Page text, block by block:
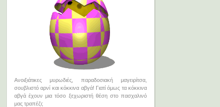
Ανοιξιάτικες μυρωδιές, παραδοσιακή μαγειρίτσα,
σουβλιστό αρνί και κόκκινα αβγά! Γιατί όμως τα κόκκινα
αβγά έχουν μια τόσο ξεχωριστή θέση στο πασχαλινό
μας τραπέζι;